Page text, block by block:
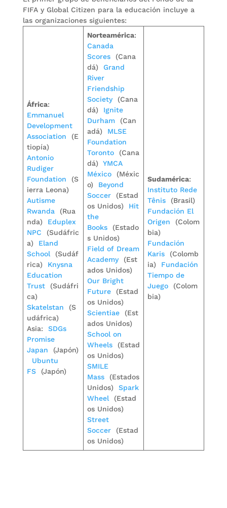
FIFA y Global Citizen para la educación incluye a
las organizaciones siguientes:
África:
Emmanuel
Development
Association (E
tiopía)
Antonio
Rudiger
Foundation (S
ierra Leona)
Autisme
Rwanda (Rua
nda) Eduplex
NPC (Sudáfric
a) Eland
School (Sudáf
rica) Knysna
Education
Trust(Sudáfri
ca)
Skatelstan (S
udáfrica)
Asia: SDGs
Promise
Japan (Japón)
Ubuntu
FS(Japón)
Norteamérica:
Canada
Scores(Cana
dá) Grand
River
Friendship
Society(Cana
dá) Ignite
Durham(Can
adá) MLSE
Foundation
Toronto(Cana
dá) YMCA
México(Méxic
o) Beyond
Soccer(Estad
os Unidos) Hit
the
Books(Estado
s Unidos)
Field of Dream
Academy(Est
ados Unidos)
Our Bright
Future(Estad
os Unidos)
Scientiae(Est
ados Unidos)
School on
Wheels(Estad
os Unidos)
SMILE
Mass(Estados
Unidos) Spark
Wheel (Estad
os Unidos)
Street
Soccer(Estad
os Unidos)
Sudamérica:
Instituto Rede
Tênis(Brasil)
Fundación El
Origen (Colom
bia)
Fundación
Karis(Colomb
ia) Fundación
Tiempo de
Juego(Colom
bia)